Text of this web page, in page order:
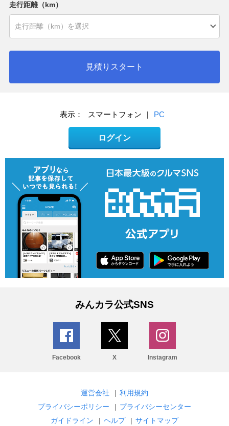
走行距離（km）
見積りスタート
表示： スマートフォン | PC
ログイン
みんカラ公式SNS
Facebook X Instagram
運営会社 | 利用規約
プライバシーポリシー
| プライバシーセンター
ガイドライン
| ヘルプ | サイトマップ